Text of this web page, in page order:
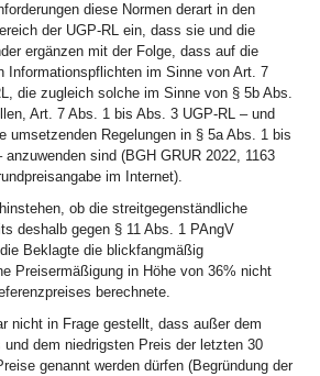
diese Normen derart in den
der UGP-RL ein, dass sie und die
ergänzen mit der Folge, dass auf die
Informationspflichten im Sinne von Art. 7
die zugleich solche im Sinne von § 5b Abs.
Art. 7 Abs. 1 bis Abs. 3 UGP-RL – und
umsetzenden Regelungen in § 5a Abs. 1 bis
sind (BGH GRUR 2022, 1163
im Internet).
ob die streitgegenständliche
deshalb gegen § 11 Abs. 1 PAngV
Beklagte die blickfangmäßig
Preisermäßigung in Höhe von 36% nicht
berechnete.
nicht in Frage gestellt, dass außer dem
und dem niedrigsten Preis der letzten 30
genannt werden dürfen (Begründung der